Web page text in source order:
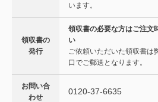
います。
領収書の
発行
領収書の必要な方はご注文
い
ご依頼いただいた領収書は
口でご郵送となります。
お問い合
わせ
0120-37-6635